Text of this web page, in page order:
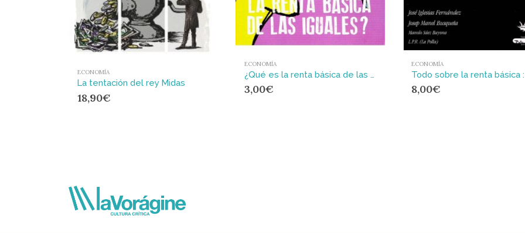
ECONOMÍA
La tentación del rey Midas
18,90€
ECONOMÍA
¿Qué es la renta básica de las iguales?
3,00€
ECONOMÍA
8,00€